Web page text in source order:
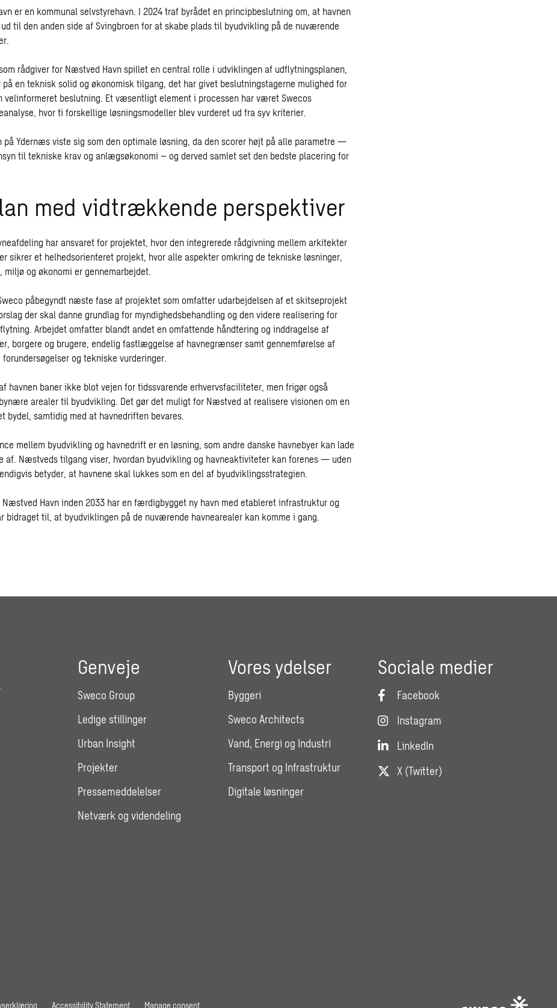
er en kommunal selvstyrehavn. I 2024 traf byrådet en principbeslutning om, at havnen
til den anden side af Svingbroen for at skabe plads til byudvikling på de nuværende
rådgiver for Næstved Havn spillet en central rolle i udviklingen af udflytningsplanen,
på en teknisk solid og økonomisk tilgang, det har givet beslutningstagerne mulighed for
beslutning. Et væsentligt element i processen har været Swecos
hvor ti forskellige løsningsmodeller blev vurderet ud fra syv kriterier.
på Ydernæs viste sig som den optimale løsning, da den scorer højt på alle parametre —
til tekniske krav og anlægsøkonomi – og derved samlet set den bedste placering for
med vidtrækkende perspektiver
har ansvaret for projektet, hvor den integrerede rådgivning mellem arkitekter
sikrer et helhedsorienteret projekt, hvor alle aspekter omkring de tekniske løsninger,
miljø og økonomi er gennemarbejdet.
påbegyndt næste fase af projektet som omfatter udarbejdelsen af et skitseprojekt
der skal danne grundlag for myndighedsbehandling og den videre realisering for
Arbejdet omfatter blandt andet en omfattende håndtering og inddragelse af
borgere og brugere, endelig fastlæggelse af havnegrænser samt gennemførelse af
forundersøgelser og tekniske vurderinger.
havnen baner ikke blot vejen for tidssvarende erhvervsfaciliteter, men frigør også
arealer til byudvikling. Det gør det muligt for Næstved at realisere visionen om en
bydel, samtidig med at havnedriften bevares.
mellem byudvikling og havnedrift er en løsning, som andre danske havnebyer kan lade
af. Næstveds tilgang viser, hvordan byudvikling og havneaktiviteter kan forenes — uden
betyder, at havnene skal lukkes som en del af byudviklingsstrategien.
Næstved Havn inden 2033 har en færdigbygget ny havn med etableret infrastruktur og
bidraget til, at byudviklingen på de nuværende havnearealer kan komme i gang.
Genveje
Sweco Group
Ledige stillinger
Urban Insight
Projekter
Pressemeddelelser
Netværk og videndeling
Vores ydelser
Byggeri
Sweco Architects
Vand, Energi og Industri
Transport og Infrastruktur
Digitale løsninger
Sociale medier
Facebook
Instagram
LinkedIn
X (Twitter)
Accessibility Statement Manage consent